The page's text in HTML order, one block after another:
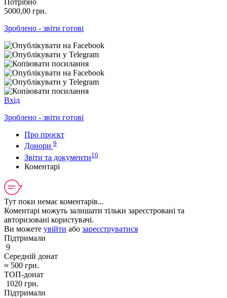
5000,00 грн.
Зроблено - звіти готові
Вхід
Зроблено - звіти готові
Про проєкт
Донори 9
Звіти та документи10
Коментарі
Тут поки немає коментарів...
Коментарі можуть залишати тільки зареєстровані та
авторизовані користувачі.
Ви можете увійти або зареєструватися
Підтримали
9
Середній донат
≈ 500 грн.
ТОП-донат
1020 грн.
Підтримали